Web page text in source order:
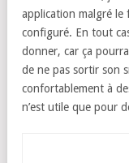
application malgré le
configuré. En tout
donner, car ça
de ne pas sortir son
confortablement à
n’est utile que pour